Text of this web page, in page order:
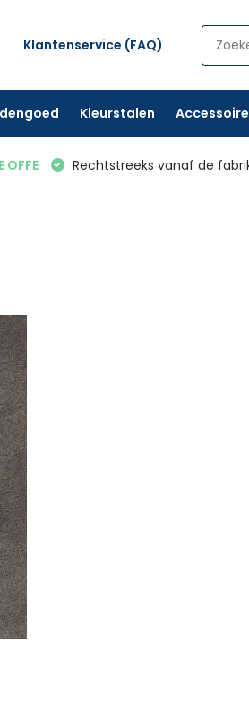
Klantenservice (FAQ)
Kleurstalen
OFFE Rechtstreeks vanaf de